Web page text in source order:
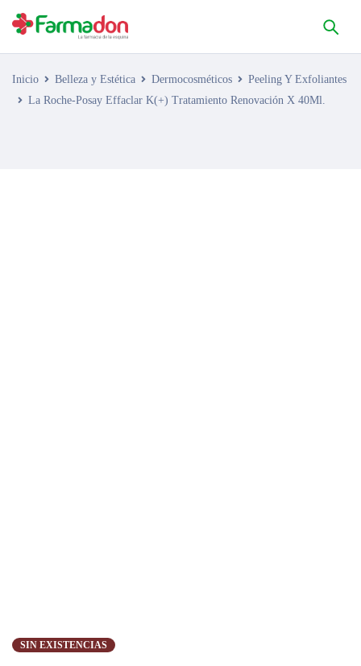
Inicio Belleza y Estética Dermocosméticos
Peeling Y Exfoliantes
La Roche-Posay Effaclar K(+) Tratamiento Renovación X 40Ml.
SIN EXISTENCIAS